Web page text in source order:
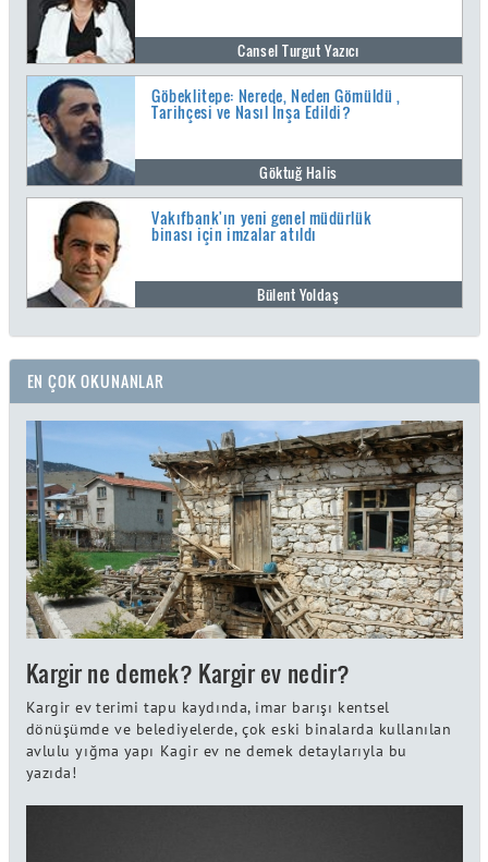
Cansel Turgut Yazıcı
Göbeklitepe: Nerede, Neden Gömüldü ,
Tarihçesi ve Nasıl İnşa Edildi?
Göktuğ Halis
Vakıfbank'ın yeni genel müdürlük
binası için imzalar atıldı
Bülent Yoldaş
EN ÇOK OKUNANLAR
Kargir ne demek? Kargir ev nedir?
Kargir ev terimi tapu kaydında, imar barışı kentsel
dönüşümde ve belediyelerde, çok eski binalarda kullanılan
avlulu yığma yapı Kagir ev ne demek detaylarıyla bu
yazıda!